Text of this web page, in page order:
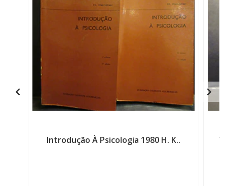
Introdução À Psicologia 1980 H. K..